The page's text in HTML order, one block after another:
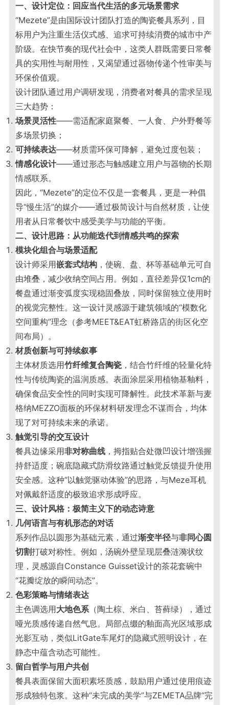
一、设计定位：回应当代生活的多元场景需求
“Mezete”是由国际设计团队打造的陶瓷餐具系列，目
标用户为注重生活仪式感、追求可持续消费的城市中产
阶级。在快节奏的现代社会中，这类人群既需要日常餐
具的实用性与耐用性，又渴望通过器物传递个性审美与
环保价值观。
设计团队通过用户调研发现，消费者对餐具的需求呈现
三大趋势：
场景灵活性——需适配家庭聚餐、一人食、户外野餐等
多场景切换；
可持续表达——材质需环保可降解，避免过度包装；
情感化设计——通过形态与触感建立用户与器物的长期
情感联系。
因此，“Mezete”的定位不仅是一套餐具，更是一种倡
导“慢生活”的媒介——通过极简设计与自然材质，让使
用者从日常餐饮中感受美学与功能的平衡。
二、设计思路：从功能迭代到情感共鸣的探索
模块化组合与场景适配
设计师采用嵌套式结构 ，使碗、盘、杯等基础单元可自
由堆叠，减少收纳空间占用。例如，直径差异仅1cm的
餐盘通过渐变弧度实现稳固叠放，同时保留独立使用时
的视觉完整性。这一设计灵感源于建筑领域的“模数化
空间重构”理念（参考MEET&EAT虹桥路店的街区化空
间布局）。
材质创新与可持续叙事
主体材质选用竹纤维复合陶瓷 ，结合竹纤维的轻量化特
性与传统陶瓷的温润质感。表面涂层采用植物基釉料，
确保食品安全性的同时实现可降解性。此技术革新与麦
格纳MEZZO面板的环保材料研发理念不谋而合，均体
现了对可持续未来的承诺。
触觉引导的交互设计
餐具边缘采用非对称曲线 ，拇指贴合处微凹设计增强握
持舒适度；碗底隐藏式防滑纹路通过触觉反馈提升使用
安全感。这种“以触觉驱动体验”的思路，与Meze耳机
对佩戴舒适度的极致追求形成呼应。
三、设计风格：极简主义下的动态诗意
几何语言与有机形态的对话
系列作品以圆形为基础元素，通过渐变半径与非同心圆
切割打破对称性。例如，汤碗外壁呈现层叠涟漪状纹
理，灵感源自Constance Guisset设计的茶花套碗中
“花瓣绽放的瞬间动态”。
色彩策略与情绪表达
主色调选用大地色系（陶土棕、米白、苔藓绿），通过
哑光质感传递自然气息。局部点缀的釉面高光区域形成
光影互动，类似LitGate车尾灯的隐藏式照明设计，在
静态中蕴含动态可能性。
留白哲学与用户共创
餐具表面保留大面积素坯质感，鼓励用户通过使用痕迹
形成独特包浆。这种“未完成的美学”与ZEMETA品牌“完